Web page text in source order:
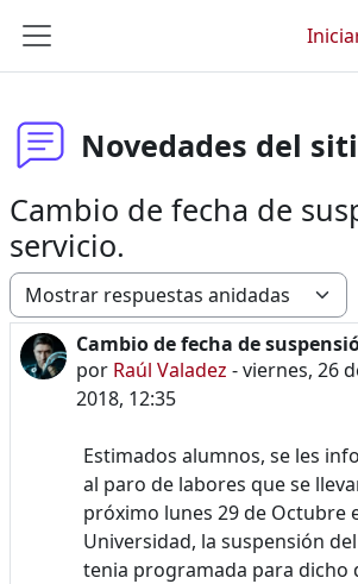
Pánel lateral
Novedades del
Cambio de fecha de
servicio.
Modo de visualización
Cambio de fecha de
por Raúl Valadez -viernes, 26
2018, 12:35
Número de respuestas: 0
Estimados alumnos, se les
al paro de labores que se
próximo lunes 29 de Octubre
Universidad, la suspensión
tenia programada para dicho